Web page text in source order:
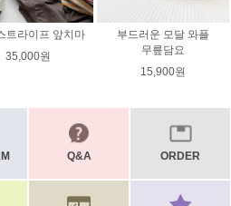
트라이프 앞치마
35,000원
부드러운 모달 와플
무릎담요
15,900원
Q&A ORDER